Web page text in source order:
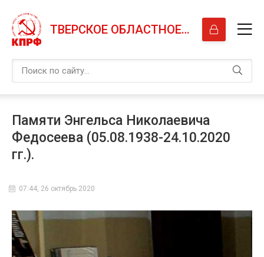
ТВЕРСКОЕ ОБЛАСТНОЕ ОТДЕЛЕНИЕ КПРФ
Памяти Энгельса Николаевича
Федосеева (05.08.1938-24.10.2020
гг.).
07:44, 26 октябрь 2020